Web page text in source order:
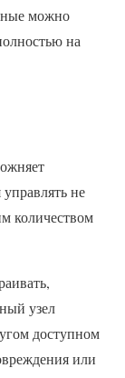
можно
на
не
количеством
узел
доступном
или